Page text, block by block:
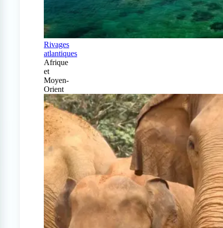
Rivages
atlantiques
Afrique
et
Moyen-
Orient